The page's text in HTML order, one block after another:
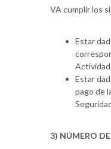
VA cumplir los
Estar
Estar
pago de
3) NÚMERO